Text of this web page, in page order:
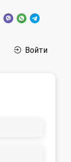
Войти